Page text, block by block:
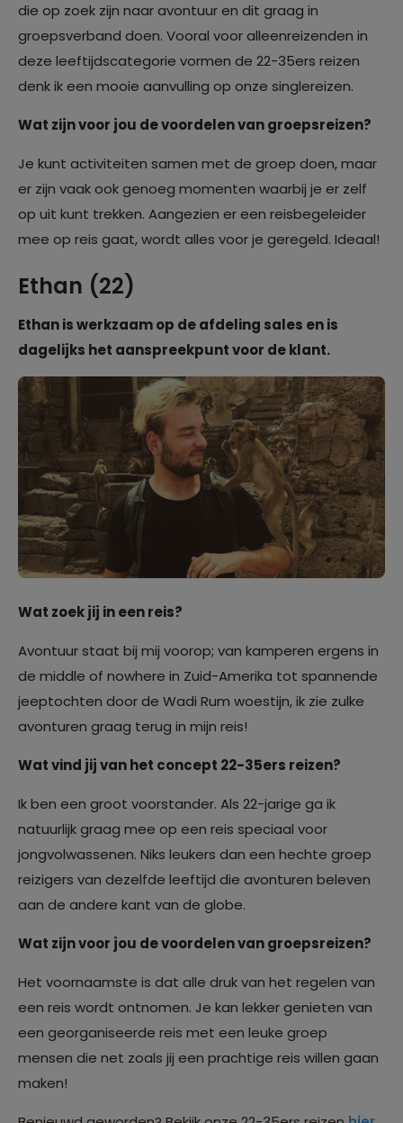
die op zoek zijn naar avontuur en dit graag in
groepsverband doen. Vooral voor alleenreizenden in
deze leeftijdscategorie vormen de 22-35ers reizen
denk ik een mooie aanvulling op onze singlereizen.
Wat zijn voor jou de voordelen van groepsreizen?
Je kunt activiteiten samen met de groep doen, maar
er zijn vaak ook genoeg momenten waarbij je er zelf
op uit kunt trekken. Aangezien er een reisbegeleider
mee op reis gaat, wordt alles voor je geregeld. Ideaal!
Ethan (22)
Ethan is werkzaam op de afdeling sales en is
dagelijks het aanspreekpunt voor de klant.
Wat zoek jij in een reis?
Avontuur staat bij mij voorop; van kamperen ergens in
de middle of nowhere in Zuid-Amerika tot spannende
jeeptochten door de Wadi Rum woestijn, ik zie zulke
avonturen graag terug in mijn reis!
Wat vind jij van het concept 22-35ers reizen?
Ik ben een groot voorstander. Als 22-jarige ga ik
natuurlijk graag mee op een reis speciaal voor
jongvolwassenen. Niks leukers dan een hechte groep
reizigers van dezelfde leeftijd die avonturen beleven
aan de andere kant van de globe.
Wat zijn voor jou de voordelen van groepsreizen?
Het voornaamste is dat alle druk van het regelen van
een reis wordt ontnomen. Je kan lekker genieten van
een georganiseerde reis met een leuke groep
mensen die net zoals jij een prachtige reis willen gaan
maken!